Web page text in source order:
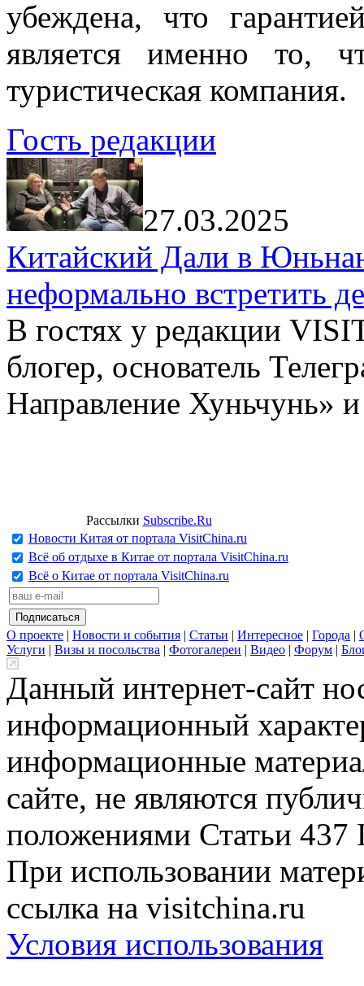
убеждена, что
является именно то,
туристическая компания.
Гость редакции
27.03.2025
Китайский Дали в
неформально встретить
В гостях у редакции
блогер, основатель
Направление Хуньчунь»
Рассылки Subscribe.Ru
Новости Китая от портала VisitChina.ru
Всё об отдыхе в Китае от портала VisitChina.ru
Всё о Китае от портала VisitChina.ru
О проекте | Новости и события | Статьи | Интересное | Города |
Услуги | Визы и посольства | Фотогалереи | Видео | Форум |
Данный интернет-сайт
информационный
информационные
сайте, не являются
положениями Статьи 437
При использовании
ссылка на visitchina.ru
Условия использования